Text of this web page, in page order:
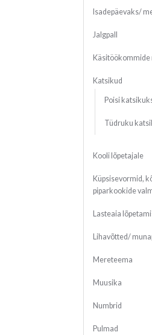
Isadepäevaks/
Jalgpall
Katsikud
Poisi
Tüdruku
Kooli lõpetajale
Küpsisevormid,
piparkookide
Lasteaia
Lihavõtted/
Mereteema
Muusika
Numbrid
Pulmad